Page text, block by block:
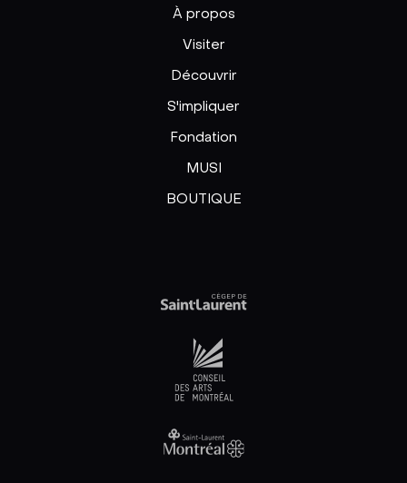
À propos
Visiter
Découvrir
S'impliquer
Fondation
MUSI
BOUTIQUE